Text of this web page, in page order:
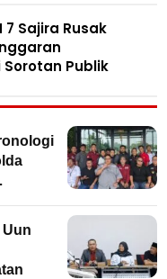
7 Sajira Rusak
Publik